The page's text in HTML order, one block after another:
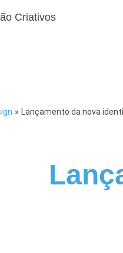
» Lançamento da nova